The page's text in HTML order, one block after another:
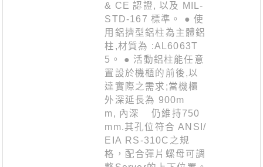
& CE 認證, 以及 MIL-
STD-167 標準。 ● 使
用鋁擠型鋁柱為主體鋁
柱,材質為 :AL6063T
5。 ● 活動鋁柱能任意
置設於機櫃的前後,以
達實際之需求;當機櫃
外深延長為 900m
m, 內深 仍維持750
mm.其孔位符合 ANSI/
EIA RS-310C之規
格，配合彈片螺母可調